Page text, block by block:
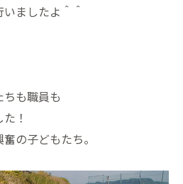
ましたよ＾＾
も職員も
！
の子どもたち。